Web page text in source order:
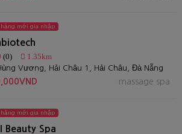
hàng mới gia nhập
(0) 1.35km
Vương, Hải Châu 1, Hải Châu, Đà Nẵng
massage spa
hàng mới gia nhập
Beauty Spa